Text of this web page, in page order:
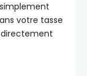
votre tasse